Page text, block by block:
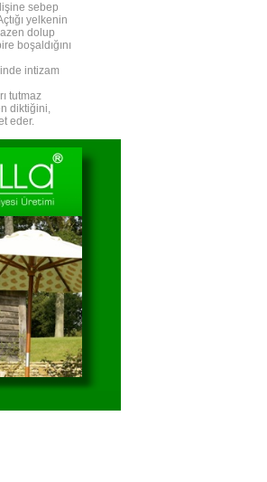
sebep
yelkenin
dolup
boşaldığını
intizam
tutmaz
diktiğini,
eder.